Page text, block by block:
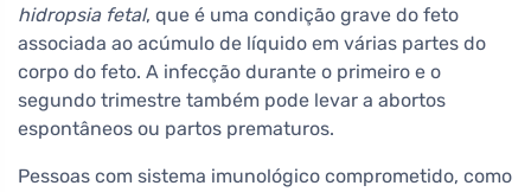
hidropsia fetal, que é uma condição grave do feto
associada ao acúmulo de líquido em várias partes do
corpo do feto. A infecção durante o primeiro e o
segundo trimestre também pode levar a abortos
espontâneos ou partos prematuros.
Pessoas com sistema imunológico comprometido, como